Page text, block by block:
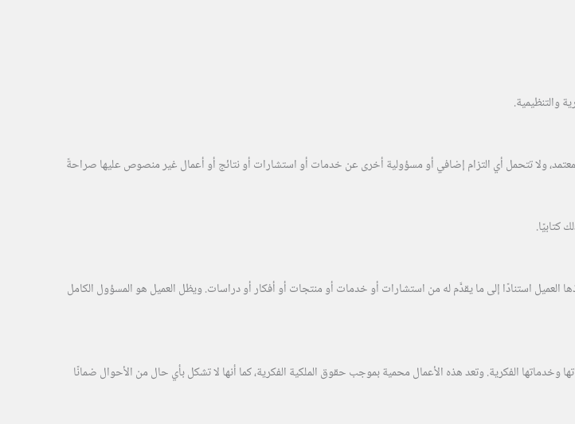
والتنظيمية.
ولا تتحمل أي التزام إضافي أو مسؤولية أخرى عن خدمات أو استشارات أو نتائج أو أعمال غير منصوص عليها صراحةً
كتابيًا.
العميل استنادًا إلى ما يقدَّم له من استشارات أو خدمات أو منتجات أو أفكار أو دراسات. ويظل العميل هو المسؤول الكامل
الفكرية. وتعد هذه الأعمال محمية بموجب حقوق الملكية الفكرية، كما أنها لا تشكل بأي حال من الأحوال ضمانًا